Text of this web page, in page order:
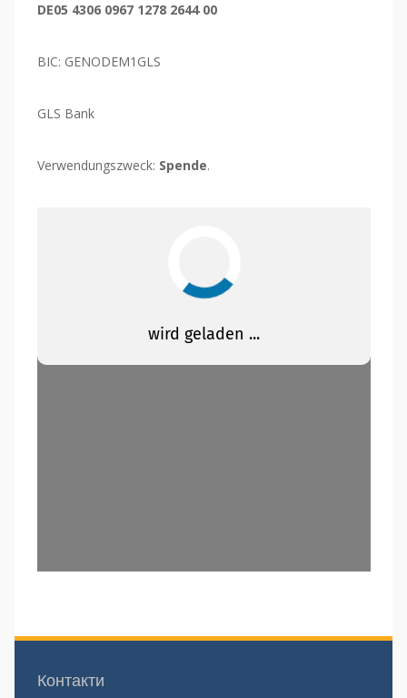
DE05 4306 0967 1278 2644 00
BIC: GENODEM1GLS
GLS Bank
Verwendungszweck: Spende.
Контакти